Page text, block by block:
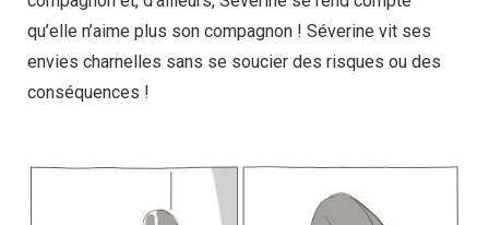
qu’elle n’aime plus son compagnon ! Séverine vit ses
envies charnelles sans se soucier des risques ou des
conséquences !